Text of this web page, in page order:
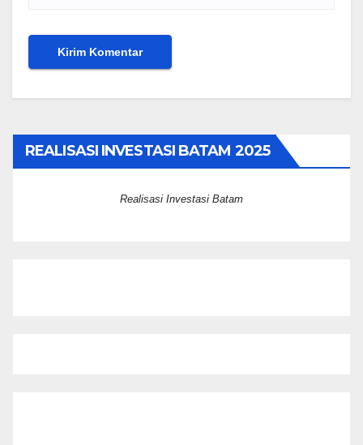
REALISASI INVESTASI BATAM 2025
Realisasi Investasi Batam